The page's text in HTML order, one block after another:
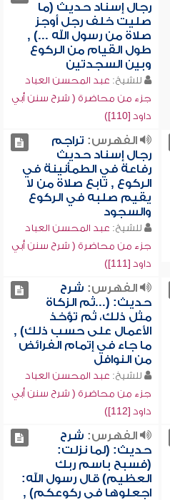
رجال إسناد حديث (ما
صليت خلف رجل أوجز
صلاة من رسول الله ...) ,
طول القيام من الركوع
وبين السجدتين
للشيخ: عبد المحسن العباد
جزء من محاضرة ( شرح سنن أبي
داود [110])
الفهرس: تراجم
رجال إسناد حديث
رفاعة في الطمأنينة في
الركوع , تابع صلاة من لا
يقيم صلبه في الركوع
والسجود
للشيخ: عبد المحسن العباد
جزء من محاضرة ( شرح سنن أبي
داود [111])
الفهرس: شرح
حديث: (...ثم الزكاة
مثل ذلك، ثم تؤخذ
الأعمال على حسب ذلك) ,
ما جاء في إتمام الفرائض
من النوافل
للشيخ: عبد المحسن العباد
جزء من محاضرة ( شرح سنن أبي
داود [112])
الفهرس: شرح
حديث: (لما نزلت:
(فسبح باسم ربك
العظيم) قال رسول الله:
اجعلوها في ركوعكم) ,